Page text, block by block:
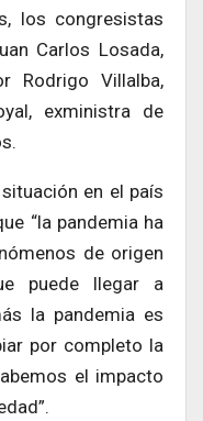
los congresistas
Carlos Losada,
Rodrigo Villalba,
exministra de
en el país
“la pandemia ha
de origen
puede llegar a
la pandemia es
por completo la
el impacto